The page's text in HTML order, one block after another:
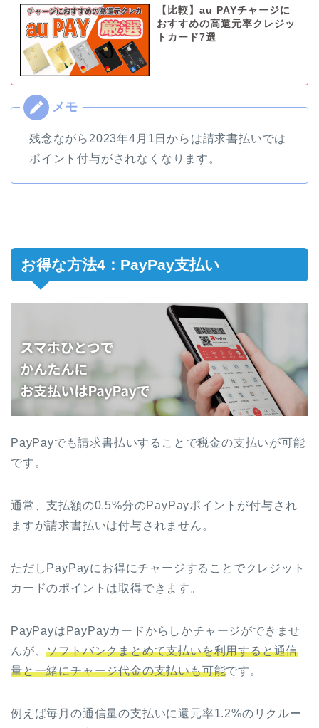
【比較】au PAYチャージに
おすすめの高還元率クレジッ
トカード7選
残念ながら2023年4月1日からは請求書払いでは
ポイント付与がされなくなります。
お得な方法4：PayPay支払い
PayPayでも請求書払いすることで税金の支払いが可能
です。
通常、支払額の0.5%分のPayPayポイントが付与され
ますが請求書払いは付与されません。
ただしPayPayにお得にチャージすることでクレジット
カードのポイントは取得できます。
PayPayはPayPayカードからしかチャージができませ
んが、ソフトバンクまとめて支払いを利用すると通信
量と一緒にチャージ代金の支払いも可能です。
例えば毎月の通信量の支払いに還元率1.2%のリクルー